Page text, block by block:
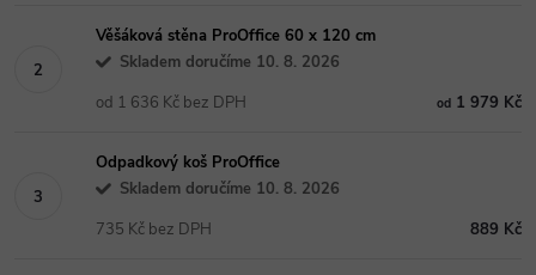
Věšáková stěna ProOffice 60 x 120 cm
Skladem doručíme 10. 8. 2026
od1 979 Kč
od 1 636 Kč bez DPH
Odpadkový koš ProOffice
Skladem doručíme 10. 8. 2026
889 Kč
735 Kč bez DPH